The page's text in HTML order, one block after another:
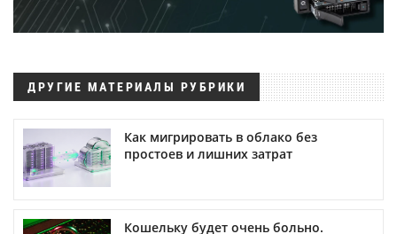
ДРУГИЕ МАТЕРИАЛЫ РУБРИКИ
Как мигрировать в облако без
простоев и лишних затрат
Кошельку будет очень больно.